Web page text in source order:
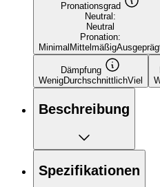
Pronationsgrad
Neutral:
Neutral
Pronation:
Minimal Mittelmäßig
Dämpfung
WenigDurchschnittlichViel
Beschreibung
Spezifikationen